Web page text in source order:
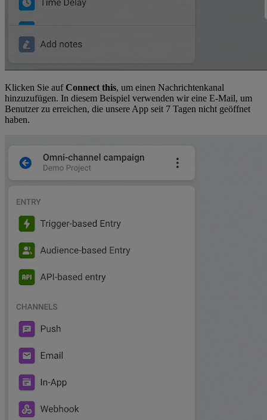
Klicken Sie aufConnect this, um einen Nachrichtenkanal
hinzuzufügen. In diesem Beispiel verwenden wir eine E-Mail, um
Benutzer zu erreichen, die unsere App seit 7 Tagen nicht geöffnet
haben.